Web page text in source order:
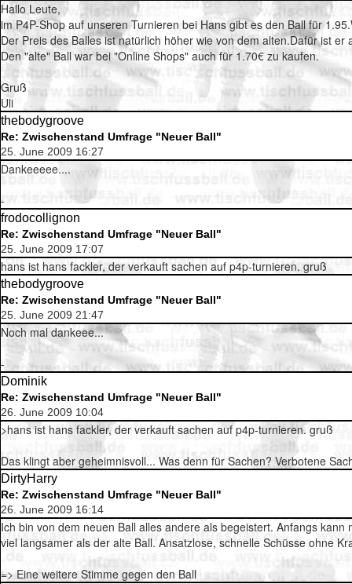
Hallo Leute,
im P4P-Shop auf unseren Turnieren bei Hans gibt es den Ball für
Der Preis des Balles ist natürlich höher wie von dem alten.Dafür ist er
Den "alte" Ball war bei "Online Shops" auch für 1.70€ zu kaufen.
Gruß
Uli
thebodygroove
Re: Zwischenstand Umfrage "Neuer Ball"
25. June 2009 16:27
Dankeeeee....
-
frodocollignon
Re: Zwischenstand Umfrage "Neuer Ball"
25. June 2009 17:07
hans ist hans fackler, der verkauft sachen auf p4p-turnieren. gruß
thebodygroove
Re: Zwischenstand Umfrage "Neuer Ball"
25. June 2009 21:47
Noch mal dankeee...
-
Dominik
Re: Zwischenstand Umfrage "Neuer Ball"
26. June 2009 10:04
>hans ist hans fackler, der verkauft sachen auf p4p-turnieren. gruß
Das klingt aber geheimnisvoll... Was denn für Sachen? Verbotene
DirtyHarry
Re: Zwischenstand Umfrage "Neuer Ball"
26. June 2009 16:14
Ich bin von dem neuen Ball alles andere als begeistert. Anfangs
viel langsamer als der alte Ball. Ansatzlose, schnelle Schüsse ohne
=> Eine weitere Stimme gegen den Ball